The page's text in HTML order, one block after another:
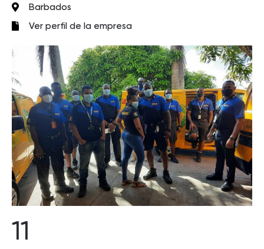
Barbados
Ver perfil de la empresa
11